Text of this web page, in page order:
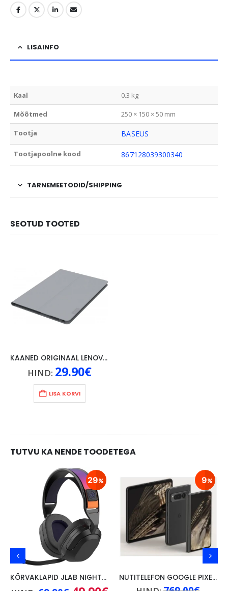
LISAINFO
Kaal 0.3 kg
Mõõtmed 250 × 150 × 50 mm
Tootja BASEUS
Tootjapoolne kood 867128039300340
TARNEMEETODID/SHIPPING
SEOTUD TOOTED
KAANED ORIGINAAL LENOVO TAB 4 10″, HALL
HIND: 29.90€
LISA KORVI
TUTVU KA NENDE TOODETEGA
29
KÕRVAKLAPID JLAB NIGHTFALL WIRELESS/ BLUETOOTH,PC/ SWITCH/PS, MUST
9
NUTITELEFON GOOGLE PIXEL FOLD 5G, 12GB/256GB, MUST